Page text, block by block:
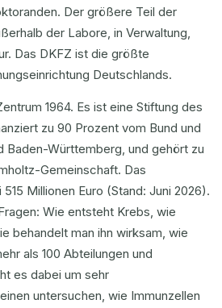
Der größere Teil der
der Labore, in Verwaltung,
Das DKFZ ist die größte
Deutschlands.
1964. Es ist eine Stiftung des
zu 90 Prozent vom Bund und
Baden-Württemberg, und gehört zu
Gemeinschaft. Das
Millionen Euro (Stand: Juni 2026).
Wie entsteht Krebs, wie
behandelt man ihn wirksam, wie
als 100 Abteilungen und
es dabei um sehr
untersuchen, wie Immunzellen